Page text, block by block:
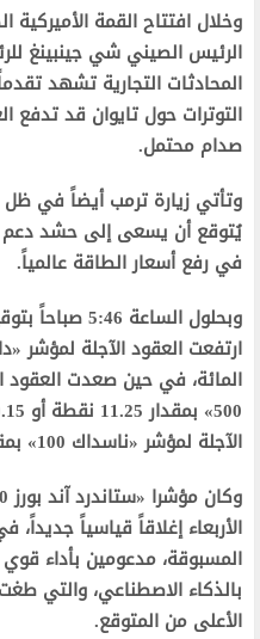
وخلال افتتاح القمة
الرئيس الصيني شي جينبينغ
المحادثات التجارية تشهد
التوترات حول تايوان قد تدفع
صدام محتمل.
وتأتي زيارة ترمب أيضاً في ظل
يُتوقع أن يسعى إلى حشد دعم
في رفع أسعار الطاقة عالمياً.
وبحلول الساعة
المائة، في حين صعدت العقود
الآجلة لمؤشر «ناسداك 100» بمقدار 30.5 نقطة أو 0.1 في المائة.
الأربعاء إغلاقاً قياسياً
المسبوقة، مدعومين بأداء قوي
بالذكاء الاصطناعي، والتي
الأعلى من المتوقع.